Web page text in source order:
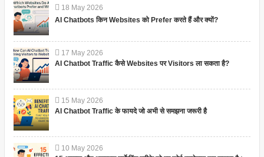
18 May 2026
AI Chatbots किन Websites को Prefer करते हैं और क्यों?
17 May 2026
AI Chatbot Traffic कैसे Websites पर Visitors ला सकता है?
15 May 2026
AI Chatbot Traffic के फायदे जो अभी से समझना जरूरी है
10 May 2026